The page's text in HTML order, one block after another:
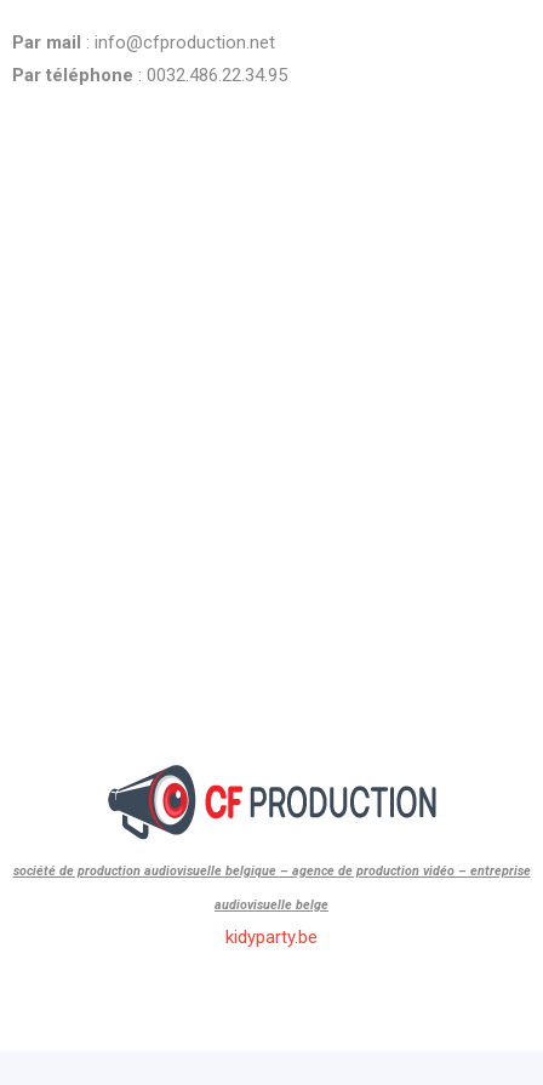
left
blank
Par mail : info@cfproduction.net
Par téléphone : 0032.486.22.34.95
société de production audiovisuelle belgique – agence de production vidéo – entreprise
audiovisuelle belge
kidyparty.be